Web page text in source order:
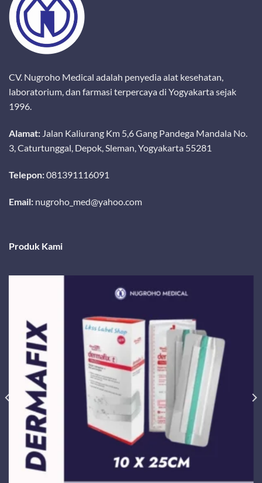
CV. Nugroho Medical adalah penyedia alat kesehatan,
laboratorium, dan farmasi terpercaya di Yogyakarta sejak
1996.
Alamat: Jalan Kaliurang Km 5,6 Gang Pandega Mandala No.
3, Caturtunggal, Depok, Sleman, Yogyakarta 55281
Telepon:081391116091
Email: nugroho_med@yahoo.com
Produk Kami